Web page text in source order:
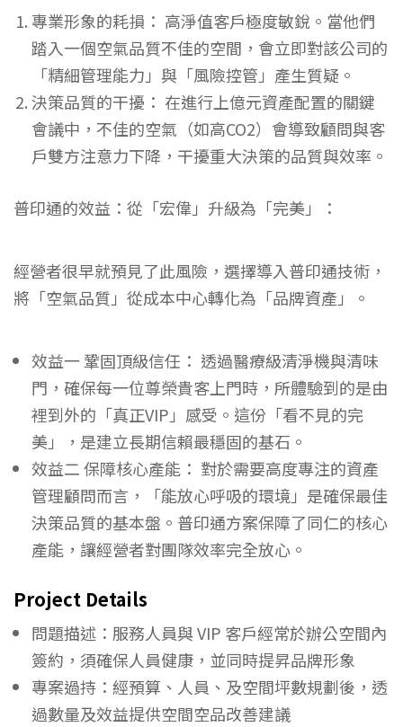
專業形象的耗損： 高淨值客戶極度敏銳。當他們
踏入一個空氣品質不佳的空間，會立即對該公司的
「精細管理能力」與「風險控管」產生質疑。
決策品質的干擾： 在進行上億元資產配置的關鍵
會議中，不佳的空氣（如高CO2）會導致顧問與客
戶雙方注意力下降， 干擾重大決策的品質與效率 。
普印通的效益：從「宏偉」升級為「完美」：
經營者很早就預見了此風險，選擇導入普印通技術，
將「空氣品質」從成本中心轉化為「品牌資產」。
效益一 鞏固頂級信任： 透過醫療級清淨機與清味
門， 確保每一位尊榮貴客上門時，所體驗到的是由
裡到外的「真正VIP」感受 。這份「看不見的完
美」，是建立長期信賴最穩固的基石。
效益二 保障核心產能： 對於需要高度專注的資產
管理顧問而言，
「能放心呼吸的環境」是確保最佳
決策品質的基本盤 。普印通方案保障了同仁的核心
產能，讓經營者對團隊效率完全放心。
Project Details
問題描述：服務人員與 VIP 客戶經常於辦公空間內
簽約，須確保人員健康，並同時提昇品牌形象
專案過持：經預算、人員、及空間坪數規劃後，透
過數量及效益提供空間空品改善建議